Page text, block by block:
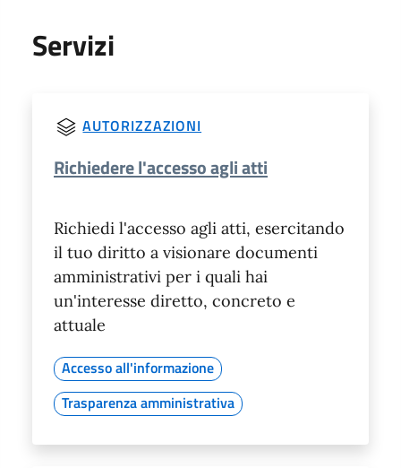
Servizi
AUTORIZZAZIONI
Richiedere l'accesso agli atti
Richiedi l'accesso agli atti, esercitando
il tuo diritto a visionare documenti
amministrativi per i quali hai
un'interesse diretto, concreto e
attuale
Accesso all'informazione
Trasparenza amministrativa